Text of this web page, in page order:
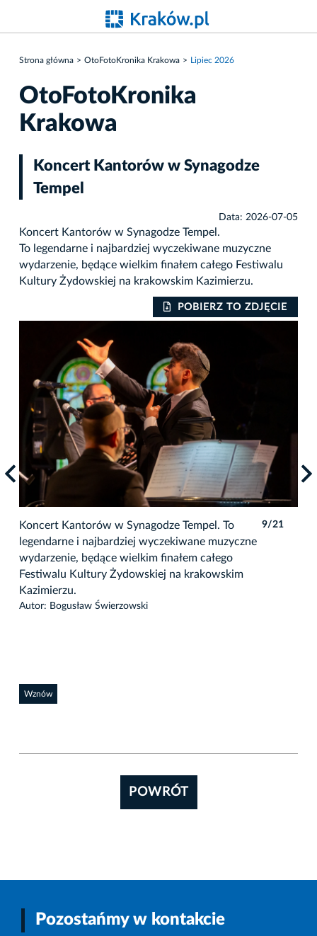
Strona główna OtoFotoKronika Krakowa Lipiec 2026
OtoFotoKronika
Krakowa
Koncert Kantorów w Synagodze
Tempel
Data: 2026-07-05
Koncert Kantorów w Synagodze Tempel.
To legendarne i najbardziej wyczekiwane muzyczne
wydarzenie, będące wielkim finałem całego Festiwalu
Kultury Żydowskiej na krakowskim Kazimierzu.
POBIERZ TO ZDJĘCIE
Koncert Kantorów w Synagodze Tempel. To
legendarne i najbardziej wyczekiwane muzyczne
wydarzenie, będące wielkim finałem całego
Festiwalu Kultury Żydowskiej na krakowskim
Kazimierzu.
Autor: Bogusław Świerzowski
9/21
Wznów
POWRÓT
Pozostańmy w kontakcie